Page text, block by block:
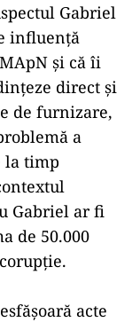
Gabriel
influenţă
şi că îi
direct şi
de furnizare,
a
la timp
Gabriel ar fi
de 50.000
acte